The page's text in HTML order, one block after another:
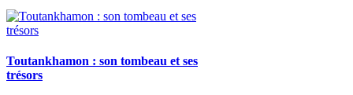
Toutankhamon : son tombeau et ses
trésors